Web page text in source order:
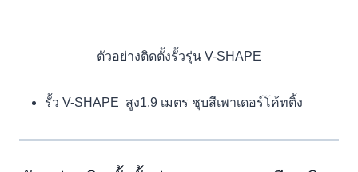
ตัวอย่างติดตั้งรั้วรุ่น V-SHAPE
รั้ว V-SHAPE สูง1.9 เมตร ชุบสีเพาเดอร์โค้ทติ้ง